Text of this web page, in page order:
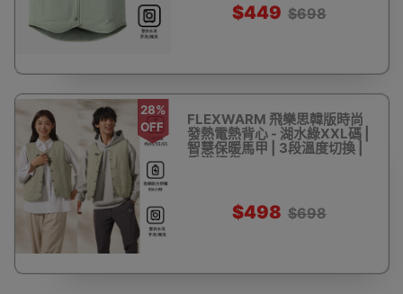
$449 $698
28%
OFF
FLEXWARM 飛樂思韓版時尚
發熱電熱背心 - 湖水綠XXL碼 |
智慧保暖馬甲 | 3段溫度切換 |
香港行貨
$498 $698